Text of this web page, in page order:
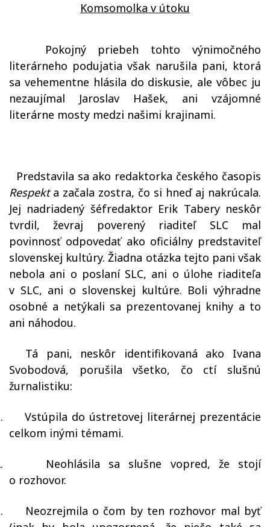
Komsomolka v útoku
Pokojný priebeh tohto výnimočného
literárneho podujatia však narušila pani, ktorá
sa vehementne hlásila do diskusie, ale vôbec ju
nezaujímal Jaroslav Hašek, ani vzájomné
literárne mosty medzi našimi krajinami.
Predstavila sa ako redaktorka českého časopis
Respekta začala zostra, čo si hneď aj nakrúcala.
Jej nadriadený šéfredaktor Erik Tabery neskôr
tvrdil, ževraj poverený riaditeľ SLC mal
povinnosť odpovedať ako oficiálny predstaviteľ
slovenskej kultúry. Žiadna otázka tejto pani však
nebola ani o poslaní SLC, ani o úlohe riaditeľa
v SLC, ani o slovenskej kultúre. Boli výhradne
osobné a netýkali sa prezentovanej knihy a to
ani náhodou.
Tá pani, neskôr identifikovaná ako Ivana
Svobodová, porušila všetko, čo ctí slušnú
žurnalistiku:
Vstúpila do ústretovej literárnej prezentácie
celkom inými témami.
Neohlásila sa slušne vopred, že stojí
o rozhovor.
Neozrejmila o čom by ten rozhovor mal byť